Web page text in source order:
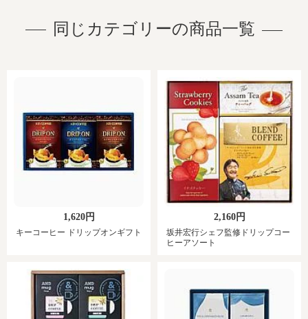
同じカテゴリーの商品一覧
1,620円
キーコーヒー ドリップオンギフト
2,160円
坂井宏行シェフ監修ドリップコー
ヒーアソート